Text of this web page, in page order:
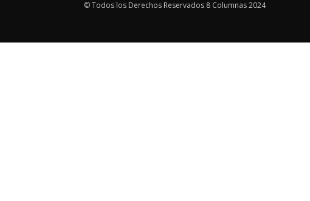
© Todos los Derechos Reservados 8 Columnas 2024